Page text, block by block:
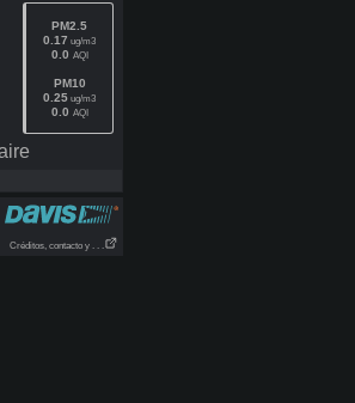
PM2.5
0.17 ug/m3
0.0 AQI
PM10
0.25 ug/m3
0.0 AQI
Créditos, contacto y . . .